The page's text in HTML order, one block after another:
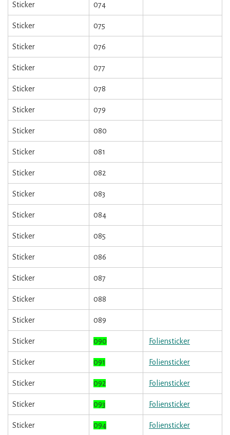
Sticker 074
Sticker 075
Sticker 076
Sticker 077
Sticker 078
Sticker 079
Sticker 080
Sticker 081
Sticker 082
Sticker 083
Sticker 084
Sticker 085
Sticker 086
Sticker 087
Sticker 088
Sticker 089
Sticker 090 Foliensticker
Sticker 091 Foliensticker
Sticker 092 Foliensticker
Sticker 093 Foliensticker
Sticker 094 Foliensticker